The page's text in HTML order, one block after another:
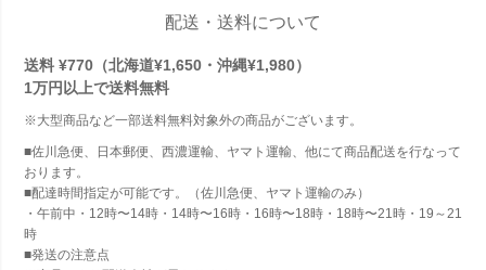
配送・送料について
送料 ¥770（北海道¥1,650・沖縄¥1,980）
1万円以上で送料無料
※大型商品など一部送料無料対象外の商品がございます。
■佐川急便、日本郵便、西濃運輸、ヤマト運輸、他にて商品配送を行なって
おります。
■配達時間指定が可能です。（佐川急便、ヤマト運輸のみ）
・午前中・12時〜14時・14時〜16時・16時〜18時・18時〜21時・19～21
時
■発送の注意点